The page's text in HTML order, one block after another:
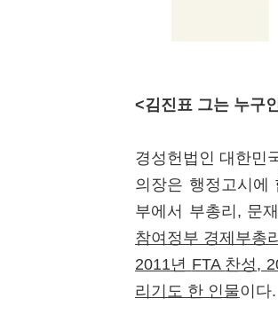
<김진표 그는 누구
경성헌법인 대한민
의장은 행정고시에
부에서 부총리, 문
참여정부 경제부총
2011년 FTA 찬성,
리기도 한 인물이다.